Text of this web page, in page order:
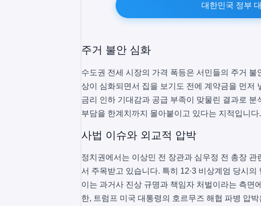
대한민국 정부
주거 불안 심화
수도권 전세 시장의 가격 폭등은 서민들의 주거
상이 심화되면서 집을 보기도 전에 계약금을 먼저
금리 인하 기대감과 공급 부족이 맞물린 결과로
부담을 한계치까지 몰아붙이고 있다는 지적입니다.
사법 이슈와 외교적 압박
정치권에서는 이상민 전 장관과 심우정 전 총장
서 주목받고 있습니다. 특히 12·3 비상계엄 당시
이는 과거사 진상 규명과 책임자 처벌이라는 측면
한, 트럼프 미국 대통령의 호르무즈 해협 파병 압